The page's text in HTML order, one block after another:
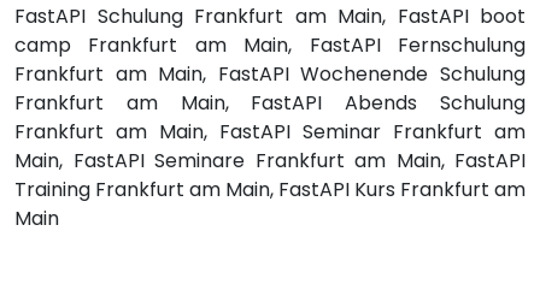
FastAPI Schulung Frankfurt am Main, FastAPI boot
camp Frankfurt am Main, FastAPI Fernschulung
Frankfurt am Main, FastAPI Wochenende Schulung
Frankfurt am Main, FastAPI Abends Schulung
Frankfurt am Main, FastAPI Seminar Frankfurt am
Main, FastAPI Seminare Frankfurt am Main, FastAPI
Training Frankfurt am Main, FastAPI Kurs Frankfurt am
Main